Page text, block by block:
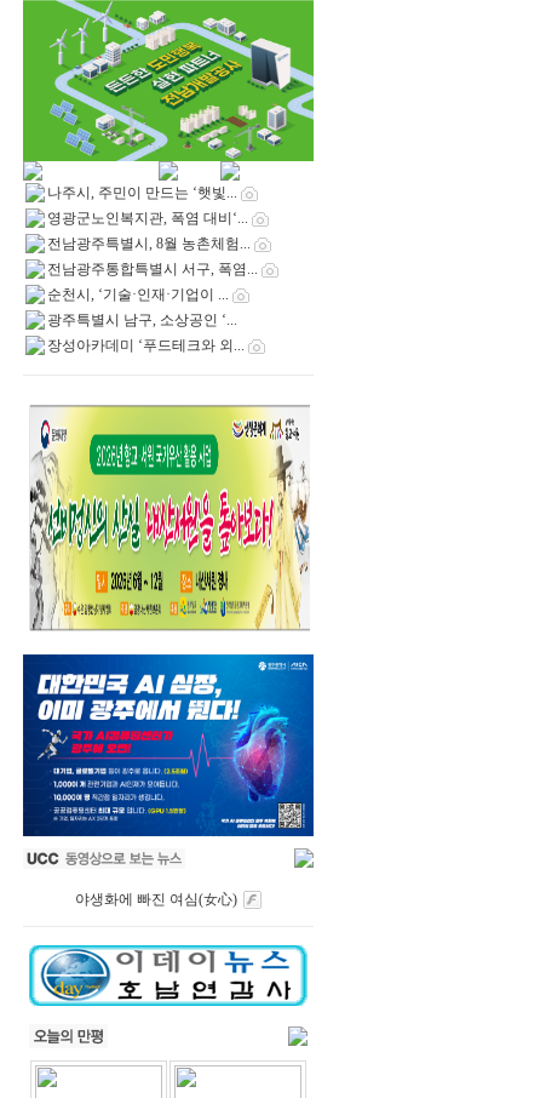
나주시, 주민이 만드는 ‘햇빛...
영광군노인복지관, 폭염 대비‘...
전남광주특별시, 8월 농촌체험...
전남광주통합특별시 서구, 폭염...
순천시, ‘기술·인재·기업이 ...
광주특별시 남구, 소상공인 ‘...
장성아카데미 ‘푸드테크와 외...
야생화에 빠진 여심(女心)